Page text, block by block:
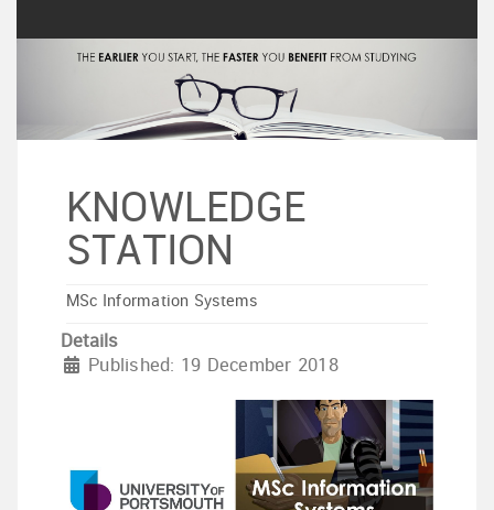
KNOWLEDGE
STATION
MSc Information Systems
Details
Published: 19 December 2018